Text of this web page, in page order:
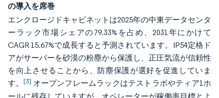
の導入を席巻
エンクロージドキャビネットは2025年の中東データセンタ
ーラック市場シェアの79.33%を占め、2031年にかけて
CAGR 15.67%で成長すると予測されています。IP54定格ド
アがサーバーを砂漠の粉塵から保護し、正圧気流が信頼性
を向上させることから、防塵保護が選好を促進していま
す。[3] オープンフレームラックはテストラボやティア1ホ